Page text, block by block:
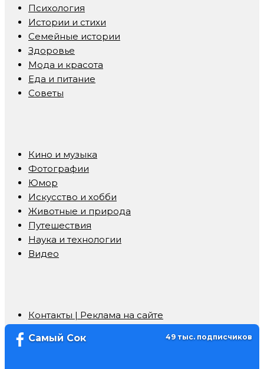
Психология
Истории и стихи
Семейные истории
Здоровье
Мода и красота
Еда и питание
Советы
Кино и музыка
Фотографии
Юмор
Искусство и хобби
Животные и природа
Путешествия
Наука и технологии
Видео
Контакты | Реклама на сайте
Самый Сок 49 тыс. подписчиков